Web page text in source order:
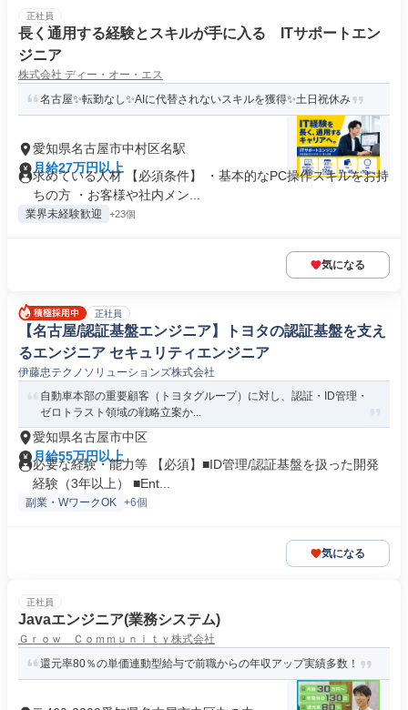
正社員
長く通用する経験とスキルが手に入る ITサポートエン
ジニア
株式会社 ディー・オー・エス
名古屋✨転勤なし✨AIに代替されないスキルを獲得✨土日祝休み
愛知県名古屋市中村区名駅
月給27万円以上
求めている人材 【必須条件】 ・基本的なPC操作スキルをお持
ちの方 ・お客様や社内メン...
業界未経験歓迎 +23個
気になる
正社員
【名古屋/認証基盤エンジニア】トヨタの認証基盤を支え
るエンジニア セキュリティエンジニア
伊藤忠テクノソリューションズ株式会社
自動車本部の重要顧客（トヨタグループ）に対し、認証・ID管理・
ゼロトラスト領域の戦略立案か...
愛知県名古屋市中区
月給55万円以上
必要な経験・能力等 【必須】■ID管理/認証基盤を扱った開発
経験（3年以上） ■Ent...
副業・WワークOK +6個
気になる
正社員
Javaエンジニア(業務システム)
Ｇｒｏｗ Ｃｏｍｍｕｎｉｔｙ株式会社
還元率80％の単価連動型給与で前職からの年収アップ実績多数！